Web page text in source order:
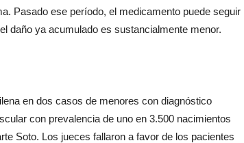
Pasado ese período, el medicamento puede seguir
daño ya acumulado es sustancialmente menor.
en dos casos de menores con diagnóstico
con prevalencia de uno en 3.500 nacimientos
Soto. Los jueces fallaron a favor de los pacientes